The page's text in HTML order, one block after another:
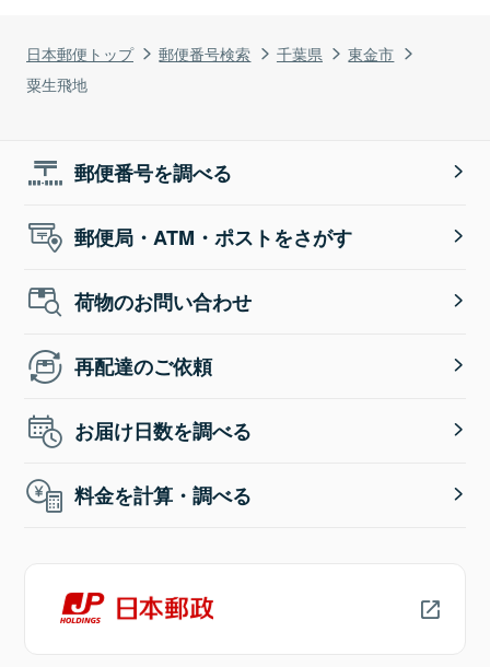
日本郵便トップ 郵便番号検索 千葉県
東金市
粟生飛地
郵便番号を調べる
郵便局・ATM・ポストをさがす
荷物のお問い合わせ
再配達のご依頼
お届け日数を調べる
料金を計算・調べる